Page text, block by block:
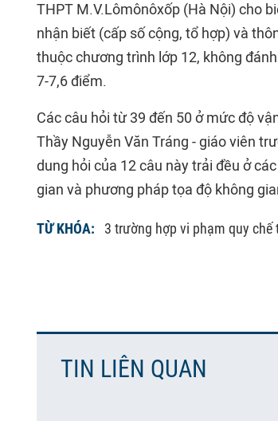
THPT M.V.Lômônôxốp (Hà Nội) cho
nhận biết (cấp số cộng, tổ hợp) và
thuộc chương trình lớp 12, không
7-7,6 điểm.
Các câu hỏi từ 39 đến 50 ở mức độ
Thầy Nguyễn Văn Tráng - giáo viên
dung hỏi của 12 câu này trải đều ở
gian và phương pháp tọa độ không
TỪ KHÓA: 3 trường hợp vi phạm quy chế
TIN LIÊN QUAN